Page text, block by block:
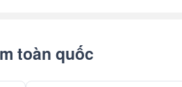
toàn quốc